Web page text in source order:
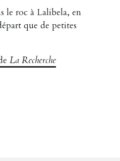
le roc à Lalibela, en
que de petites
La Recherche